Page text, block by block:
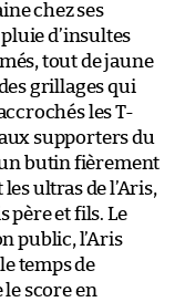
chez ses
d’insultes
tout de jaune
grillages qui
les T-
supporters du
butin fièrement
ultras de l’Aris,
père et fils. Le
public, l’Aris
temps de
le score en